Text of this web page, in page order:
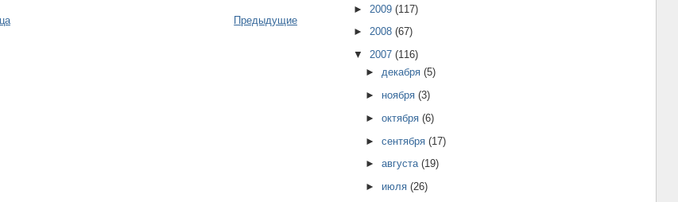
Предыдущие
► 2009 (117)
► 2008 (67)
▼ 2007 (116)
►декабря(5)
► ноября(3)
►октября(6)
►сентября(17)
►августа(19)
► июля(26)